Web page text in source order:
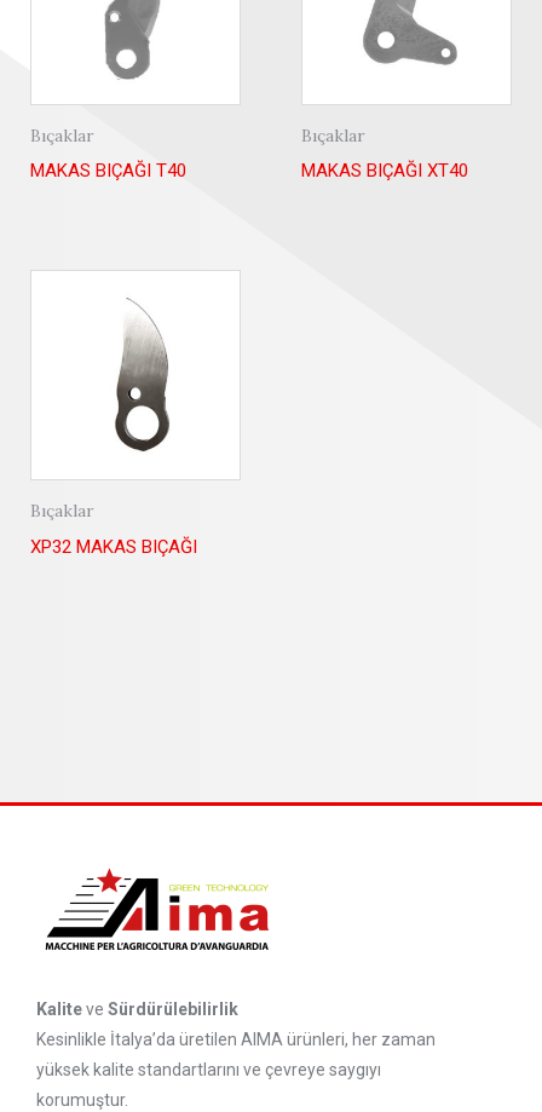
Bıçaklar
MAKAS BIÇAĞI T40
Bıçaklar
MAKAS BIÇAĞI XT40
Bıçaklar
XP32 MAKAS BIÇAĞI
Kaliteve Sürdürülebilirlik
Kesinlikle İtalya’da üretilen AIMA ürünleri, her zaman
yüksek kalite standartlarını ve çevreye saygıyı
korumuştur.